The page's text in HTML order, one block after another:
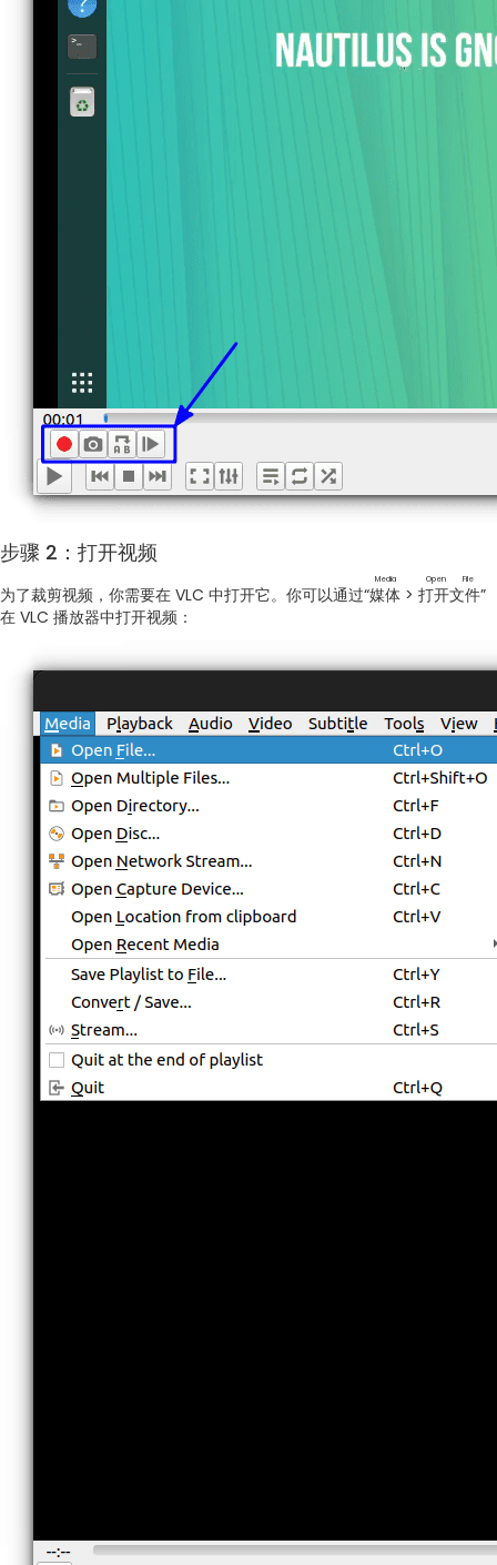
步骤 2：打开视频
为了裁剪视频，你需要在 VLC 中打开它。你可以通过“媒体
Media
> 打开文件
Open File
”
在 VLC 播放器中打开视频：